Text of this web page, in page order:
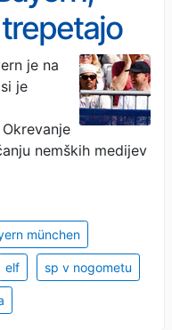
je na
je
nemških medijev
münchen
elf sp v nogometu